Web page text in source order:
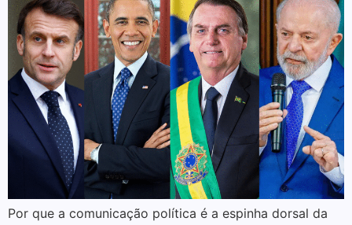
Por que a comunicação política é a espinha dorsal da